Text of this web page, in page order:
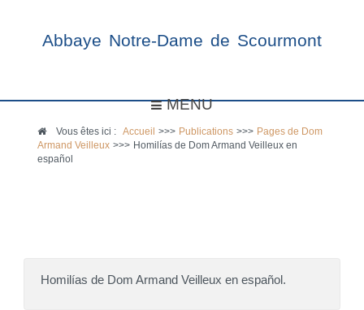
Abbaye Notre-Dame de Scourmont
MENU
Vous êtes ici :Accueil >>> Publications >>> Pages de Dom
Armand Veilleux >>> Homilías de Dom Armand Veilleux en
español
Homilías de Dom Armand Veilleux en español.